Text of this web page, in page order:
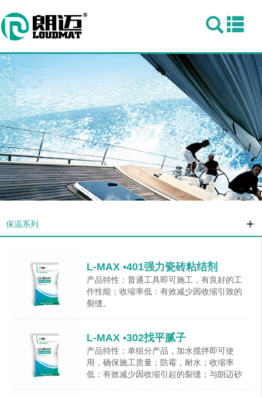
保温系列
L-MAX •401强力瓷砖粘结剂
产品特性：普通工具即可施工，有良好的工
作性能；收缩率低：有效减少因收缩引致的
裂缝。
L-MAX •302找平腻子
产品特性：单组分产品，加水搅拌即可使
用，确保施工质量；防霉，耐水；收缩率
低：有效减少因收缩引起的裂缝；与朗迈砂